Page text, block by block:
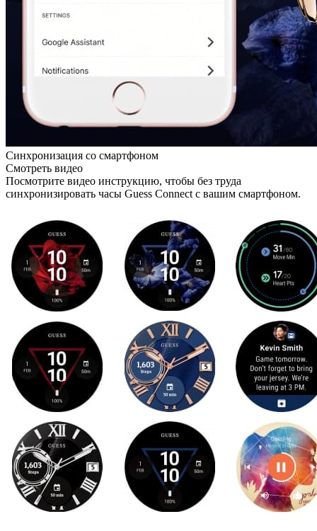
Синхронизация со смартфоном
Смотреть видео
Посмотрите видео инструкцию, чтобы без труда
синхронизировать часы Guess Connect с вашим смартфоном.